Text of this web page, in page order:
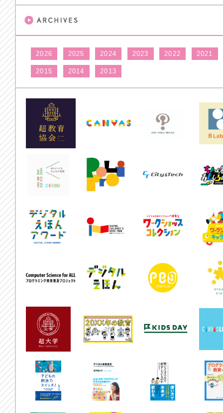
2026 2025 2024 2023 2022 2021
2015 2014 2013